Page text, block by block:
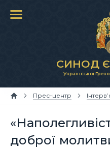
СИНОД
Української
Прес-центр
доброї